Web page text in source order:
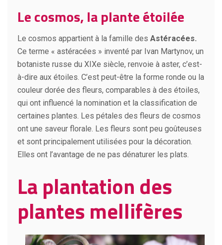
Le cosmos, la plante étoilée
Le cosmos appartient à la famille des Astéracées.
Ce terme « astéracées » inventé par Ivan Martynov, un
botaniste russe du XIXe siècle, renvoie à aster, c’est-
à-dire aux étoiles. C’est peut-être la forme ronde ou la
couleur dorée des fleurs, comparables à des étoiles,
qui ont influencé la nomination et la classification de
certaines plantes. Les pétales des fleurs de cosmos
ont une saveur florale. Les fleurs sont peu goûteuses
et sont principalement utilisées pour la décoration.
Elles ont l’avantage de ne pas dénaturer les plats.
La plantation des
plantes mellifères